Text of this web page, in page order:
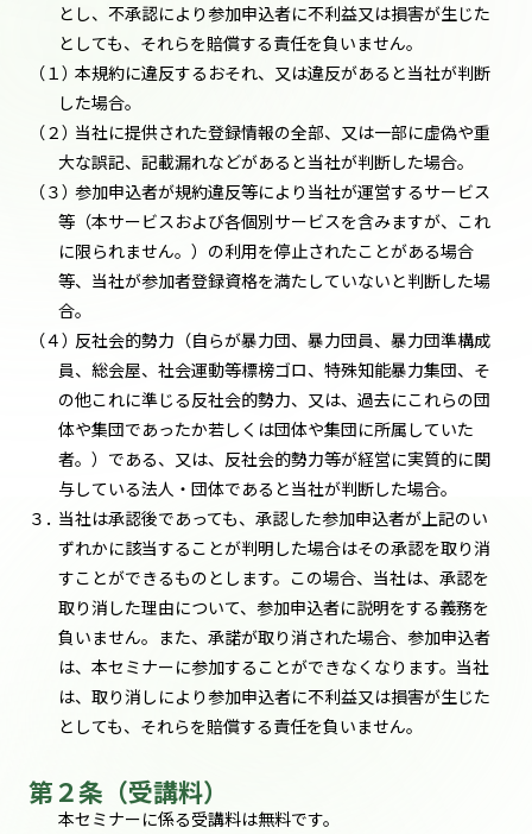
とし、不承認により参加申込者に不利益又は損害が生じた
としても、それらを賠償する責任を負いません。
（１）本規約に違反するおそれ、又は違反があると当社が判断
した場合。
（２）当社に提供された登録情報の全部、又は一部に虚偽や重
大な誤記、記載漏れなどがあると当社が判断した場合。
（３）参加申込者が規約違反等により当社が運営するサービス
等（本サービスおよび各個別サービスを含みますが、これ
に限られません。）の利用を停止されたことがある場合
等、当社が参加者登録資格を満たしていないと判断した場
合。
（４）反社会的勢力（自らが暴力団、暴力団員、暴力団準構成
員、総会屋、社会運動等標榜ゴロ、特殊知能暴力集団、そ
の他これに準じる反社会的勢力、又は、過去にこれらの団
体や集団であったか若しくは団体や集団に所属していた
者。）である、又は、反社会的勢力等が経営に実質的に関
与している法人・団体であると当社が判断した場合。
３．当社は承認後であっても、承認した参加申込者が上記のい
ずれかに該当することが判明した場合はその承認を取り消
すことができるものとします。この場合、当社は、承認を
取り消した理由について、参加申込者に説明をする義務を
負いません。また、承諾が取り消された場合、参加申込者
は、本セミナーに参加することができなくなります。当社
は、取り消しにより参加申込者に不利益又は損害が生じた
としても、それらを賠償する責任を負いません。
第２条（受講料）
本セミナーに係る受講料は無料です。